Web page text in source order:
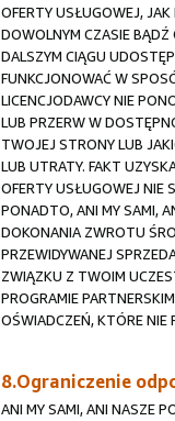
OFERTY USŁUGOWEJ,
DOWOLNYM CZASIE BĄDŹ
DALSZYM CIĄGU
FUNKCJONOWAĆ W
LICENCJODAWCY NIE
LUB PRZERW W
TWOJEJ STRONY LUB
LUB UTRATY. FAKT
OFERTY USŁUGOWEJ NIE
PONADTO, ANI MY SAMI,
DOKONANIA ZWROTU
PRZEWIDYWANEJ
ZWIĄZKU Z TWOIM
PROGRAMIE
OŚWIADCZEŃ, KTÓRE NIE
8.Ograniczenie
ANI MY SAMI, ANI NASZE